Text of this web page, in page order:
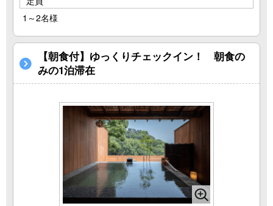
1～2名様
【朝食付】ゆっくりチェックイン！ 朝食の
みの1泊滞在